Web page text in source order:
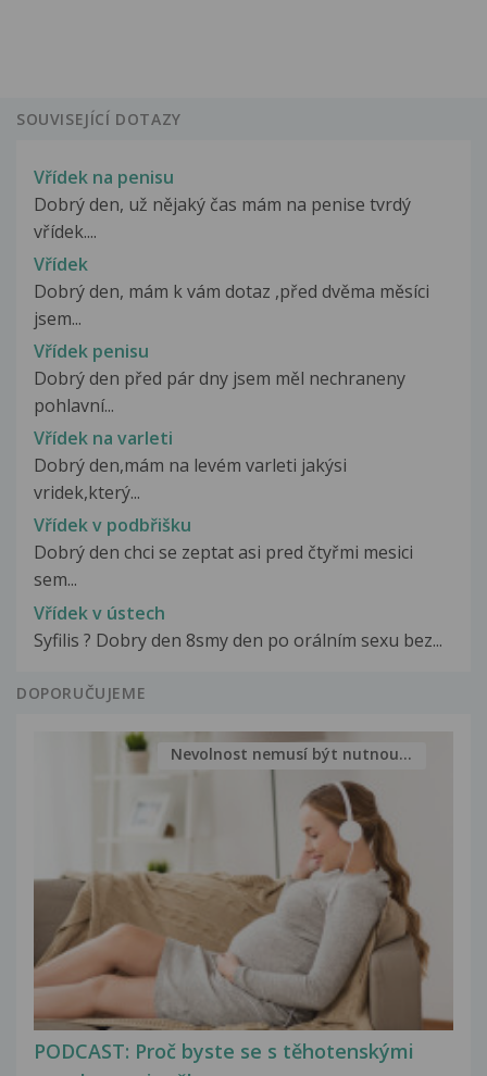
SOUVISEJÍCÍ DOTAZY
Vřídek na penisu
Dobrý den, už nějaký čas mám na penise tvrdý
vřídek....
Vřídek
Dobrý den, mám k vám dotaz ,před dvěma měsíci
jsem...
Vřídek penisu
Dobrý den před pár dny jsem měl nechraneny
pohlavní...
Vřídek na varleti
Dobrý den,mám na levém varleti jakýsi
vridek,který...
Vřídek v podbřišku
Dobrý den chci se zeptat asi pred čtyřmi mesici
sem...
Vřídek v ústech
Syfilis ? Dobry den 8smy den po orálním sexu bez...
DOPORUČUJEME
PODCAST: Proč byste se s těhotenskými
Nevolnost nemusí být nutnou...